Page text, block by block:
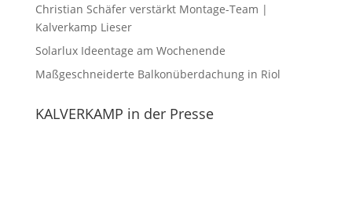
Christian Schäfer verstärkt Montage-Team |
Kalverkamp Lieser
Solarlux Ideentage am Wochenende
Maßgeschneiderte Balkonüberdachung in Riol
KALVERKAMP in der Presse